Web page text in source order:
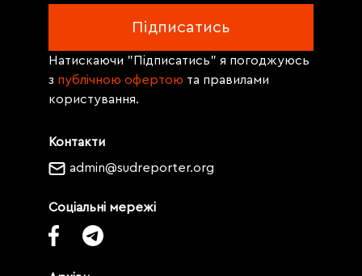
Контакти
admin@sudreporter.org
Соціальні мережі
Натискаючи "Підписатись" я погоджуюсь
з публічною офертою та правилами
користування.